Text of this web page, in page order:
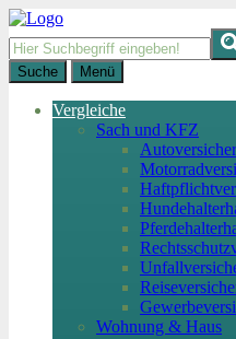
Suche Menü
Vergleiche
Sach und KFZ
Wohnung & Haus